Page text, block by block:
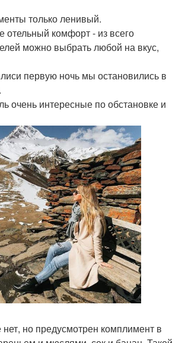
только ленивый.
отельный комфорт - из всего
можно выбрать любой на вкус,
первую ночь мы остановились в
очень интересные по обстановке и
нет, но предусмотрен комплимент в